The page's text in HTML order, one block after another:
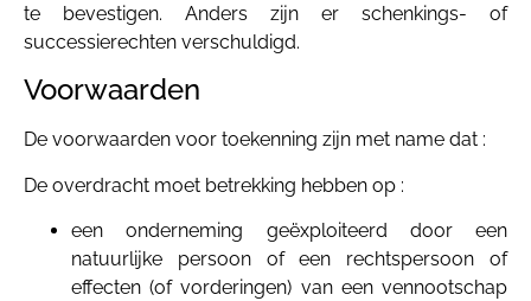
te bevestigen. Anders zijn er schenkings- of
successierechten verschuldigd.
Voorwaarden
De voorwaarden voor toekenning zijn met name dat :
De overdracht moet betrekking hebben op :
een onderneming geëxploiteerd door een
natuurlijke persoon of een rechtspersoon of
effecten (of vorderingen) van een vennootschap